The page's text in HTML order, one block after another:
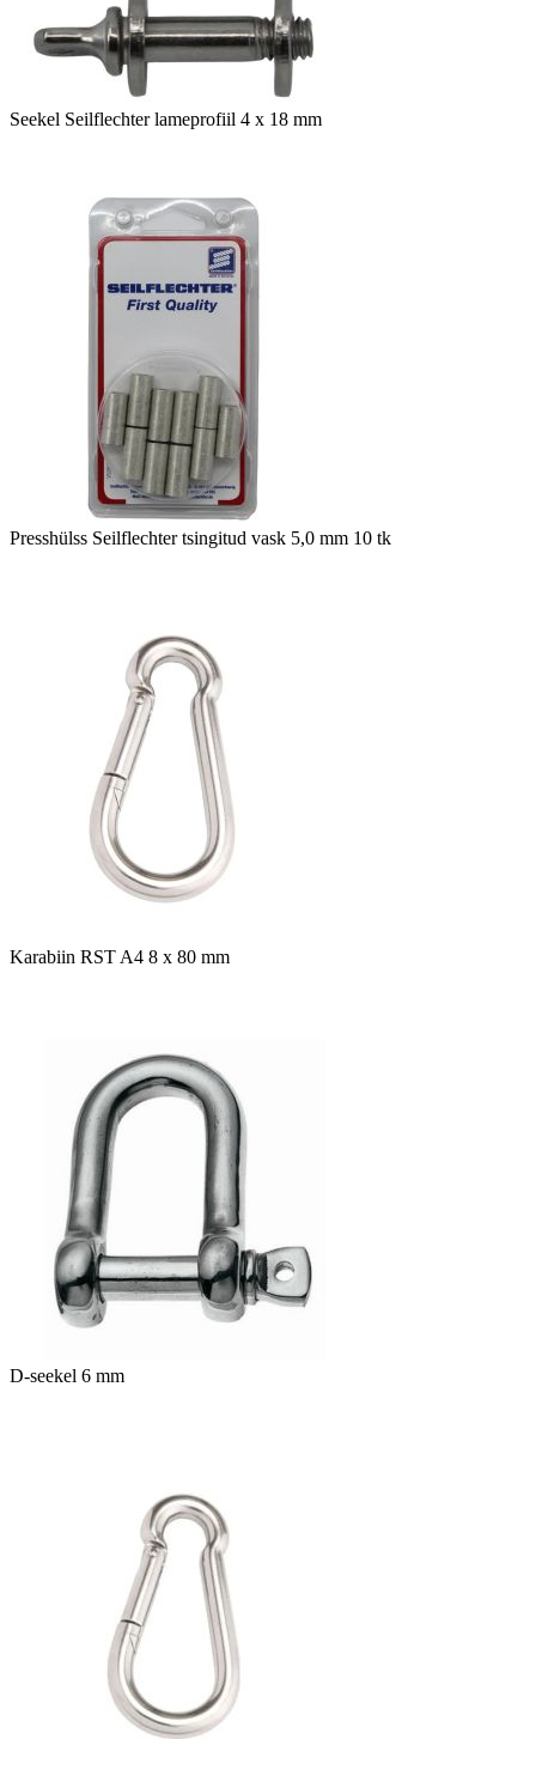
Seekel Seilflechter lameprofiil 4 x 18 mm
Presshülss Seilflechter tsingitud vask 5,0 mm 10 tk
Karabiin RST A4 8 x 80 mm
D-seekel 6 mm